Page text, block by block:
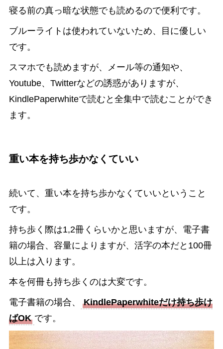
寝る前の真っ暗な状態でも読めるので便利です。
ブルーライトは使われていないため、目に優しい
です。
スマホでも読めますが、メール等の通知や、
Youtube、Twitterなどの誘惑がありますが、
KindlePaperwhiteで読むと全集中で読むことができ
ます。
重い本を持ち歩かなくていい
続いて、重い本を持ち歩かなくていいということ
です。
持ち歩く際は1,2冊くらいかと思いますが、電子書
籍の場合、容量によりますが、活字の本だと100冊
以上は入ります。
本を何冊も持ち歩くのは大変です。
電子書籍の場合、
KindlePaperwhiteだけ持ち歩け
ばOK です。